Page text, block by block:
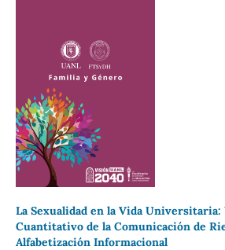
La Sexualidad en la Vida Universitaria:
Cuantitativo de la Comunicación de
Alfabetización Informacional